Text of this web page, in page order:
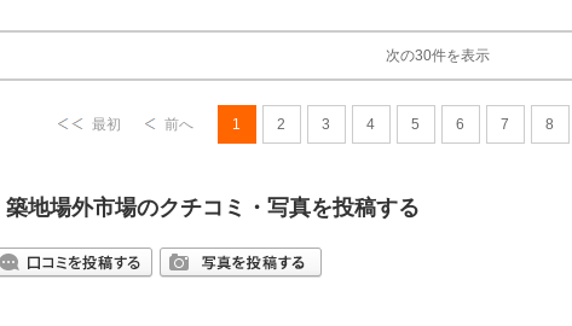
次の30件を表示
最初 前へ 1 2 3 4 5 6 7 8
築地場外市場のクチコミ・写真を投稿する